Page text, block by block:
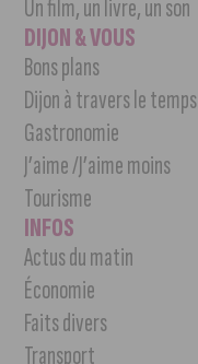
Un film, un livre, un son
DIJON & VOUS
Bons plans
Dijon à travers le temps
Gastronomie
J’aime /J’aime moins
Tourisme
INFOS
Actus du matin
Économie
Faits divers
Transport